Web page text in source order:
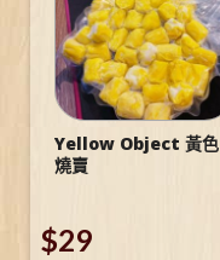
Yellow Object 黃色
燒賣
$29